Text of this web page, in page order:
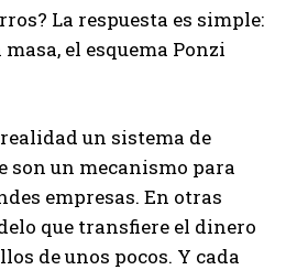
La respuesta es simple:
el esquema Ponzi
un sistema de
son un mecanismo para
empresas. En otras
que transfiere el dinero
de unos pocos. Y cada